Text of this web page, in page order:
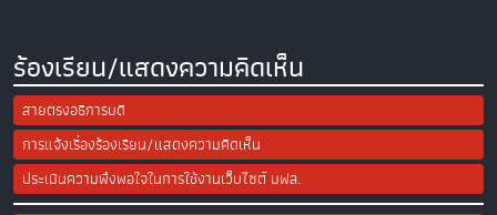
ร้องเรียน/แสดงความคิดเห็น
สายตรงอธิการบดี
การแจ้งเรื่องร้องเรียน/แสดงความคิดเห็น
ประเมินความพึงพอใจในการใช้งานเว็บไซต์ มฟล.